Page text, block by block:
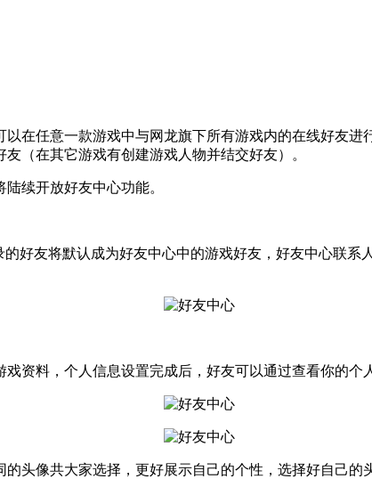
任意一款游戏中与网龙旗下所有游戏内的在线好友进
（在其它游戏有创建游戏人物并结交好友）。
续开放好友中心功能。
友将默认成为好友中心中的游戏好友，好友中心联系
料，个人信息设置完成后，好友可以通过查看你的个
像共大家选择，更好展示自己的个性，选择好自己的